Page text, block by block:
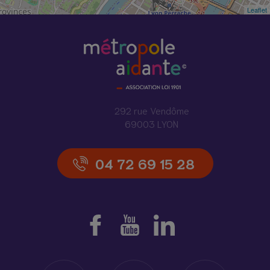
Leaflet
292 rue Vendôme
69003 LYON
04 72 69 15 28